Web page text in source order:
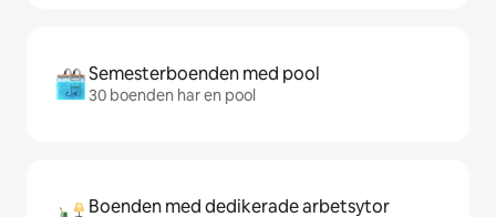
Semesterboenden med pool
30 boenden har en pool
Boenden med dedikerade arbetsytor